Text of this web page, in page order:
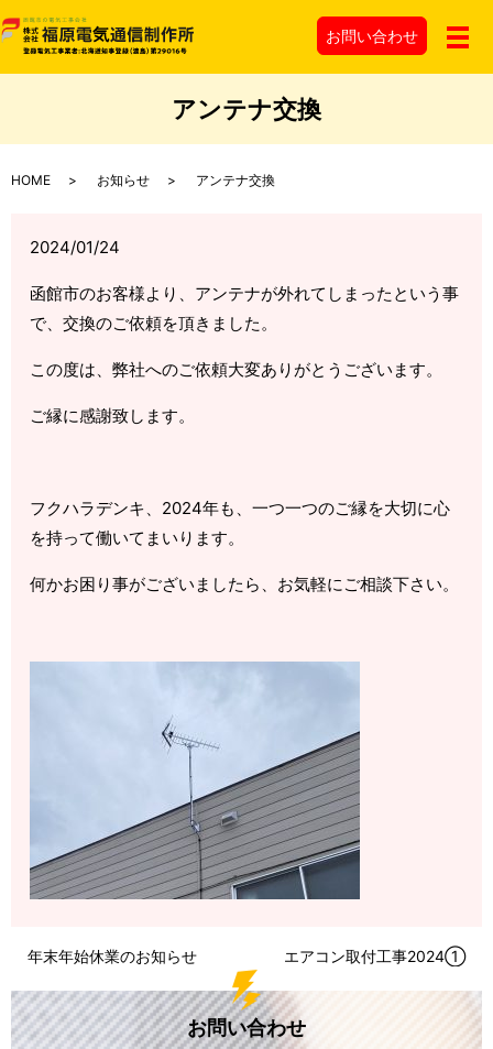
メ
お問い合わせ
アンテナ交換
HOME お知らせ アンテナ交換
2024/01/24
函館市のお客様より、アンテナが外れてしまったという事
で、交換のご依頼を頂きました。
この度は、弊社へのご依頼大変ありがとうございます。
ご縁に感謝致します。
フクハラデンキ、2024年も、一つ一つのご縁を大切に心
を持って働いてまいります。
何かお困り事がございましたら、お気軽にご相談下さい。
年末年始休業のお知らせ エアコン取付工事2024①
お問い合わせ